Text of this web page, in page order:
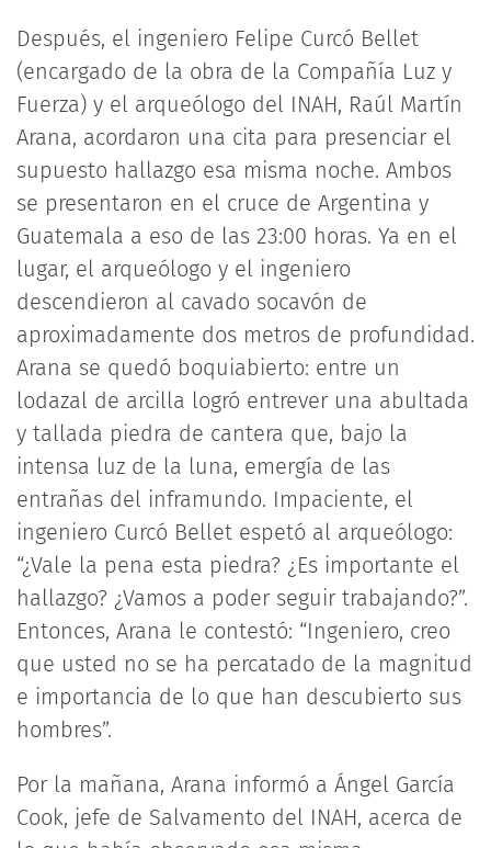
Después, el ingeniero Felipe Curcó Bellet
(encargado de la obra de la Compañía Luz y
Fuerza) y el arqueólogo del INAH, Raúl Martín
Arana, acordaron una cita para presenciar el
supuesto hallazgo esa misma noche. Ambos
se presentaron en el cruce de Argentina y
Guatemala a eso de las 23:00 horas. Ya en el
lugar, el arqueólogo y el ingeniero
descendieron al cavado socavón de
aproximadamente dos metros de profundidad.
Arana se quedó boquiabierto: entre un
lodazal de arcilla logró entrever una abultada
y tallada piedra de cantera que, bajo la
intensa luz de la luna, emergía de las
entrañas del inframundo. Impaciente, el
ingeniero Curcó Bellet espetó al arqueólogo:
“¿Vale la pena esta piedra? ¿Es importante el
hallazgo? ¿Vamos a poder seguir trabajando?”.
Entonces, Arana le contestó: “Ingeniero, creo
que usted no se ha percatado de la magnitud
e importancia de lo que han descubierto sus
hombres”.
Por la mañana, Arana informó a Ángel García
Cook, jefe de Salvamento del INAH, acerca de